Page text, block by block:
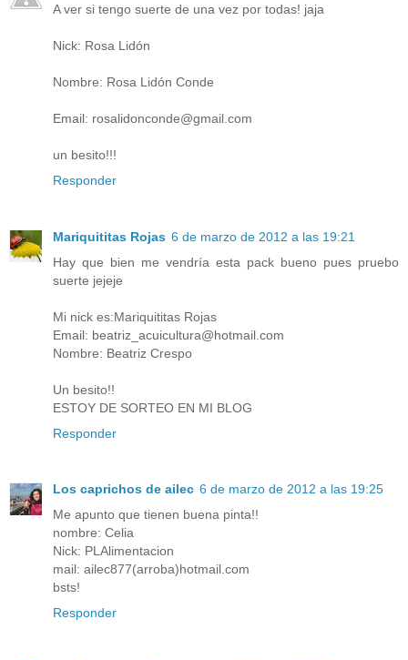
A ver si tengo suerte de una vez por todas! jaja
Nick: Rosa Lidón
Nombre: Rosa Lidón Conde
Email: rosalidonconde@gmail.com
un besito!!!
Responder
Mariquititas Rojas 6 de marzo de 2012 a las 19:21
Hay que bien me vendría esta pack bueno pues pruebo
suerte jejeje
Mi nick es:Mariquititas Rojas
Email: beatriz_acuicultura@hotmail.com
Nombre: Beatriz Crespo
Un besito!!
ESTOY DE SORTEO EN MI BLOG
Responder
Los caprichos de ailec 6 de marzo de 2012 a las 19:25
Me apunto que tienen buena pinta!!
nombre: Celia
Nick: PLAlimentacion
mail: ailec877(arroba)hotmail.com
bsts!
Responder